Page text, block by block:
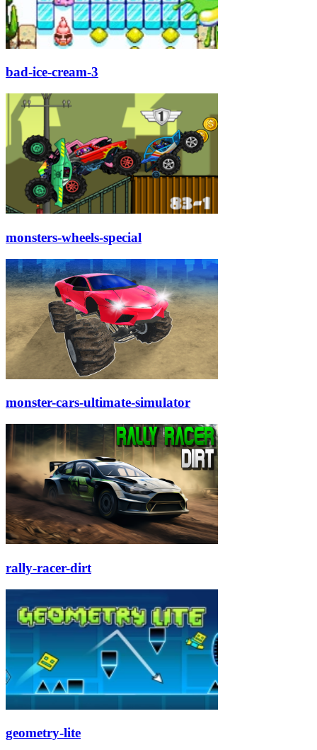
bad-ice-cream-3
monsters-wheels-special
monster-cars-ultimate-simulator
rally-racer-dirt
geometry-lite